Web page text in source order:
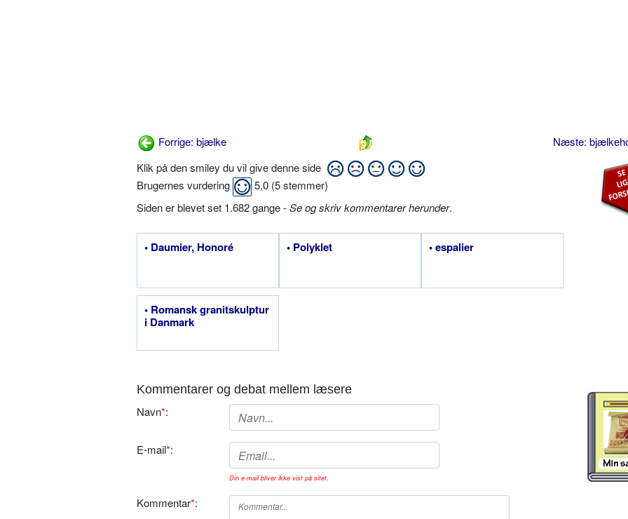
Forrige: bjælke
Næste:
Klik på den smiley du vil give denne side
Brugernes vurdering
5,0 (5stemmer)
Siden er blevet set 1.682 gange -Se og skriv kommentarer herunder.
• Daumier, Honoré • Polyklet • espalier
• Romansk granitskulptur
i Danmark
Kommentarer og debat mellem læsere
Navn*:
E-mail*:
Din e-mail bliver ikke vist på sitet.
Kommentar*: